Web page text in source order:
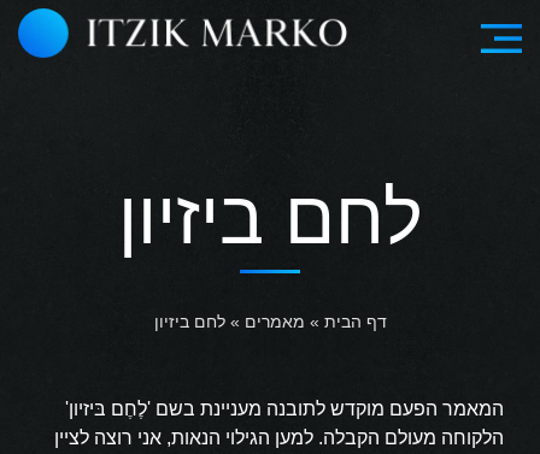
לחם ביזיון
דף הבית » מאמרים »לחם ביזיון
המאמר הפעם מוקדש לתובנה מעניינת בשם 'לֶחֶם בּיזיון'
הלקוחה מעולם הקבלה. למען הגילוי הנאות, אני רוצה לציין